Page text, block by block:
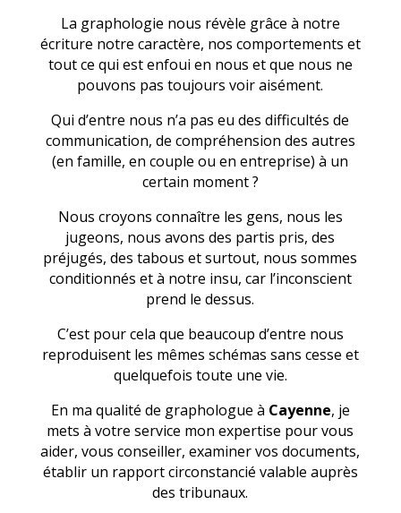
La graphologie nous révèle grâce à notre
écriture notre caractère, nos comportements et
tout ce qui est enfoui en nous et que nous ne
pouvons pas toujours voir aisément.
Qui d’entre nous n’a pas eu des difficultés de
communication, de compréhension des autres
(en famille, en couple ou en entreprise) à un
certain moment ?
Nous croyons connaître les gens, nous les
jugeons, nous avons des partis pris, des
préjugés, des tabous et surtout, nous sommes
conditionnés et à notre insu, car l’inconscient
prend le dessus.
C’est pour cela que beaucoup d’entre nous
reproduisent les mêmes schémas sans cesse et
quelquefois toute une vie.
En ma qualité de graphologue à Cayenne, je
mets à votre service mon expertise pour vous
aider, vous conseiller, examiner vos documents,
établir un rapport circonstancié valable auprès
des tribunaux.